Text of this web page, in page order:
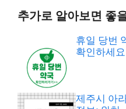
추가로 알아보면 좋
휴일 당번
확인하세
제주시 아